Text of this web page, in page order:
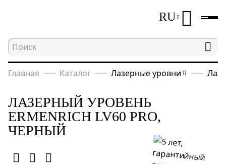
RU
Главная Каталог Лазерные уровни
ЛАЗЕРНЫЙ УРОВЕНЬ
ERMENRICH LV60 PRO,
ЧЕРНЫЙ